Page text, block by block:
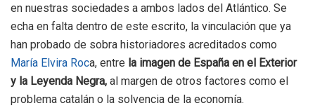
en nuestras sociedades a ambos lados del Atlántico. Se
echa en falta dentro de este escrito, la vinculación que ya
han probado de sobra historiadores acreditados como
María Elvira Roca, entre la imagen de España en el Exterior
y la Leyenda Negra, al margen de otros factores como el
problema catalán o la solvencia de la economía.